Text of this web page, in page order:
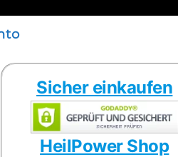
Sicher einkaufen
HeilPower Shop